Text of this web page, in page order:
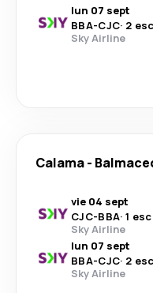
lun 07 sept
BBA-CJC· 2
Sky Airline
Calama-
vie 04 sept
CJC-BBA· 1
Sky Airline
lun 07 sept
BBA-CJC· 2
Sky Airline